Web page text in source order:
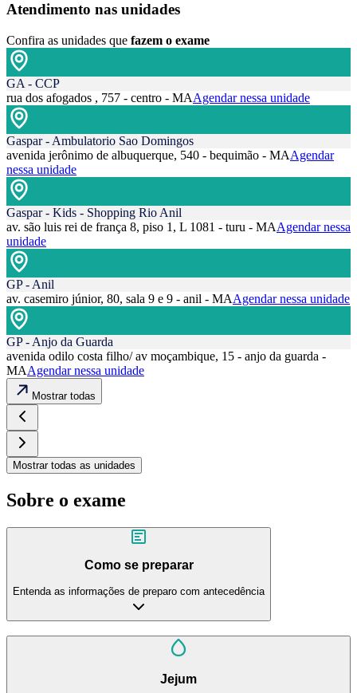
Atendimento nas unidades
Confira as unidades que fazem o exame
GA - CCP
rua dos afogados , 757 - centro - MAAgendar nessa unidade
Gaspar - Ambulatorio Sao Domingos
avenida jerônimo de albuquerque, 540 - bequimão - MAAgendar
nessa unidade
Gaspar - Kids - Shopping Rio Anil
av. são luis rei de frança 8, piso 1, L 1081 - turu - MAAgendar nessa
unidade
GP - Anil
av. casemiro júnior, 80, sala 9 e 9 - anil - MAAgendar nessa unidade
GP - Anjo da Guarda
avenida odilo costa filho/ av moçambique, 15 - anjo da guarda -
MAAgendar nessa unidade
Mostrar todas
Mostrar todas as unidades
Sobre o exame
Como se preparar
Entenda as informações de preparo com antecedência
Jejum